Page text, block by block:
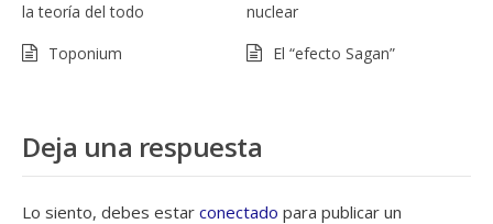
la teoría del todo
nuclear
Toponium
El “efecto Sagan”
Deja una respuesta
Lo siento, debes estar conectado para publicar un